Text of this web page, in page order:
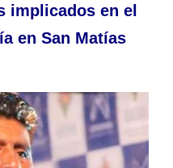
implicados en el
en San Matías